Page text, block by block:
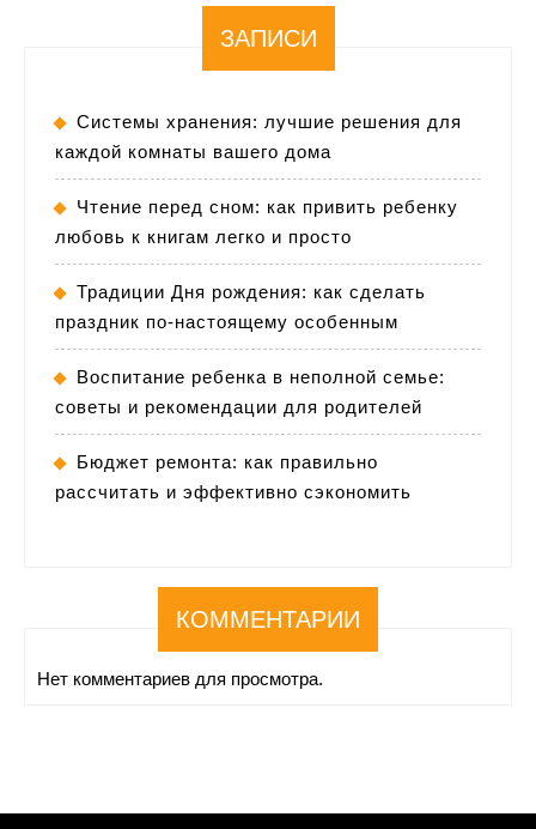
ЗАПИСИ
Системы хранения: лучшие решения для
каждой комнаты вашего дома
Чтение перед сном: как привить ребенку
любовь к книгам легко и просто
Традиции Дня рождения: как сделать
праздник по-настоящему особенным
Воспитание ребенка в неполной семье:
советы и рекомендации для родителей
Бюджет ремонта: как правильно
рассчитать и эффективно сэкономить
КОММЕНТАРИИ
Нет комментариев для просмотра.